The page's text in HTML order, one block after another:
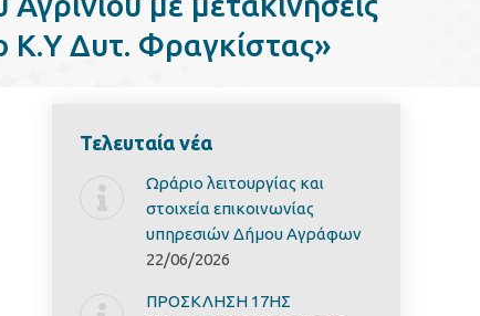
Κ.Υ Δυτ. Φραγκίστας»
Τελευταία νέα
Ωράριο λειτουργίας και
στοιχεία επικοινωνίας
υπηρεσιών Δήμου Αγράφων
22/06/2026
ΠΡΟΣΚΛΗΣΗ 17ΗΣ